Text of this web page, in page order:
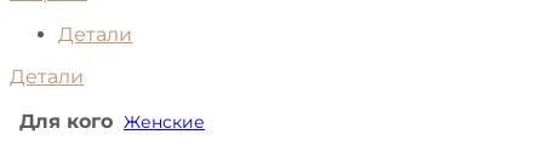
Детали
Детали
Для кого Женские